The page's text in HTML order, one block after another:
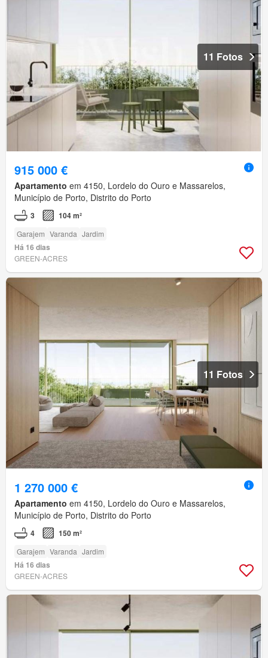
11 Fotos
915 000 €
Apartamento em 4150, Lordelo do Ouro e Massarelos,
Município de Porto, Distrito do Porto
3 104 m²
Garajem Varanda Jardim
Há 16 dias
GREEN-ACRES
11 Fotos
1 270 000 €
Apartamento em 4150, Lordelo do Ouro e Massarelos,
Município de Porto, Distrito do Porto
4 150 m²
Garajem Varanda Jardim
Há 16 dias
GREEN-ACRES